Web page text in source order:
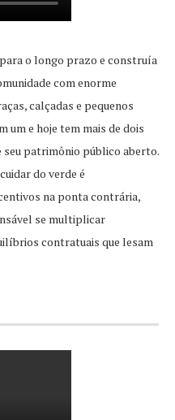
o longo prazo e construía
com enorme
calçadas e pequenos
um e hoje tem mais de dois
patrimônio público aberto.
do verde é
na ponta contrária,
se multiplicar
contratuais que lesam